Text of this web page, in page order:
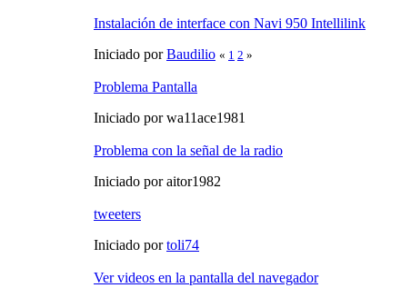
Instalación de interface con Navi 950 Intellilink
Iniciado porBaudilio « 1 2 »
Problema Pantalla
Iniciado por wa11ace1981
Problema con la señal de la radio
Iniciado por aitor1982
tweeters
Iniciado portoli74
Ver videos en la pantalla del navegador